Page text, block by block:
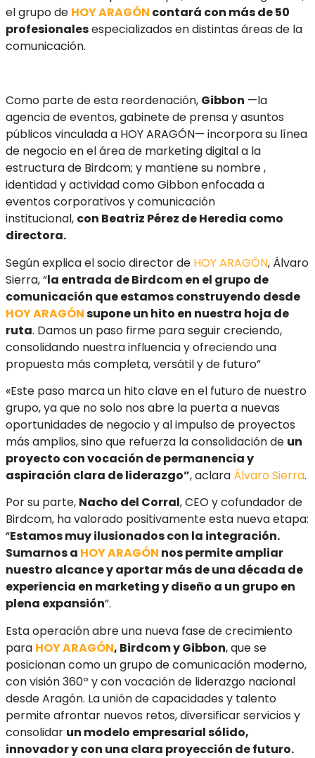
el grupo de HOY ARAGÓN contará con más de 50
profesionalesespecializados en distintas áreas de la
comunicación.
Como parte de esta reordenación, Gibbon —la
agencia de eventos, gabinete de prensa y asuntos
públicos vinculada a HOY ARAGÓN— incorpora su línea
de negocio en el área de marketing digital a la
estructura de Birdcom; y mantiene su nombre ,
identidad y actividad como Gibbon enfocada a
eventos corporativos y comunicación
institucional, con Beatriz Pérez de Heredia como
directora.
Según explica el socio director de HOY ARAGÓN, Álvaro
Sierra, “la entrada de Birdcom en el grupo de
comunicación que estamos construyendo desde
HOY ARAGÓNsupone un hito en nuestra hoja de
ruta. Damos un paso firme para seguir creciendo,
consolidando nuestra influencia y ofreciendo una
propuesta más completa, versátil y de futuro”
«Este paso marca un hito clave en el futuro de nuestro
grupo, ya que no solo nos abre la puerta a nuevas
oportunidades de negocio y al impulso de proyectos
más amplios, sino que refuerza la consolidación de un
proyecto con vocación de permanencia y
aspiración clara de liderazgo”, aclara Álvaro Sierra.
Por su parte, Nacho del Corral, CEO y cofundador de
Birdcom, ha valorado positivamente esta nueva etapa:
“Estamos muy ilusionados con la integración.
Sumarnos a HOY ARAGÓN nos permite ampliar
nuestro alcance y aportar más de una década de
experiencia en marketing y diseño a un grupo en
plena expansión”.
Esta operación abre una nueva fase de crecimiento
para HOY ARAGÓN, Birdcom y Gibbon, que se
posicionan como un grupo de comunicación moderno,
con visión 360º y con vocación de liderazgo nacional
desde Aragón. La unión de capacidades y talento
permite afrontar nuevos retos, diversificar servicios y
consolidar un modelo empresarial sólido,
innovador y con una clara proyección de futuro.